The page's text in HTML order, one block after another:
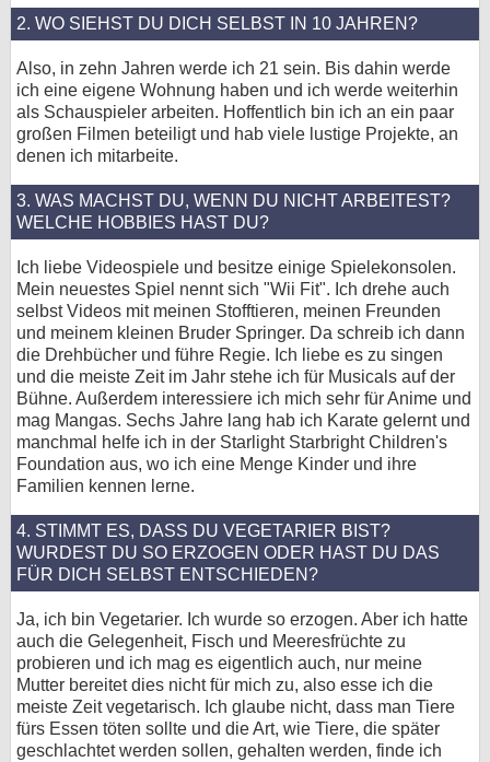
2. WO SIEHST DU DICH SELBST IN 10 JAHREN?
Also, in zehn Jahren werde ich 21 sein. Bis dahin werde
ich eine eigene Wohnung haben und ich werde weiterhin
als Schauspieler arbeiten. Hoffentlich bin ich an ein paar
großen Filmen beteiligt und hab viele lustige Projekte, an
denen ich mitarbeite.
3. WAS MACHST DU, WENN DU NICHT ARBEITEST?
WELCHE HOBBIES HAST DU?
Ich liebe Videospiele und besitze einige Spielekonsolen.
Mein neuestes Spiel nennt sich "Wii Fit". Ich drehe auch
selbst Videos mit meinen Stofftieren, meinen Freunden
und meinem kleinen Bruder Springer. Da schreib ich dann
die Drehbücher und führe Regie. Ich liebe es zu singen
und die meiste Zeit im Jahr stehe ich für Musicals auf der
Bühne. Außerdem interessiere ich mich sehr für Anime und
mag Mangas. Sechs Jahre lang hab ich Karate gelernt und
manchmal helfe ich in der Starlight Starbright Children's
Foundation aus, wo ich eine Menge Kinder und ihre
Familien kennen lerne.
4. STIMMT ES, DASS DU VEGETARIER BIST?
WURDEST DU SO ERZOGEN ODER HAST DU DAS
FÜR DICH SELBST ENTSCHIEDEN?
Ja, ich bin Vegetarier. Ich wurde so erzogen. Aber ich hatte
auch die Gelegenheit, Fisch und Meeresfrüchte zu
probieren und ich mag es eigentlich auch, nur meine
Mutter bereitet dies nicht für mich zu, also esse ich die
meiste Zeit vegetarisch. Ich glaube nicht, dass man Tiere
fürs Essen töten sollte und die Art, wie Tiere, die später
geschlachtet werden sollen, gehalten werden, finde ich